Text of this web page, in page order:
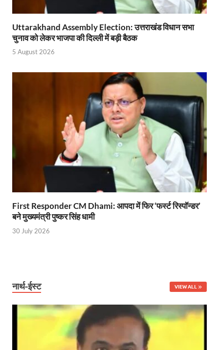
World Economic Forum: भारत की आर्थिक मजबूती के
Noida Engineer Case: एसआईटी गठन पर मृतक के
BJP National President Nitin Nabin: निर्विरोध चुने
New Jalpaiguri Railway Station: न्यू जलपाईगुड़ी
Jagran Forum: जागरण फोरम पर सीएम पुष्कर सिंह धामी
Uttar Pradesh Politics: मुक्त कंठ से यूपी को सराहा,
Vande Bharat Sleeper: देश को मिली पहली स्लीपर वन्दे
Vande Bharat Sleeper Update: वंदे भारत स्लीपर का
Uttarakhand Calender 2026: मुख्यमंत्री पुष्कर सिंह
Uttar Pradesh News: ‘आभार प्रधानमंत्री जी, डबल
UP AI App: सीएम योगी के मिशन को साकार कर रहा
Ashwini Vaishnaw: औपनिवेशिक मानसिकता से रेलवे को
Uttarakhand Assembly Election: उत्तराखंड विधान सभा
चुनाव को लेकर भाजपा की दिल्ली में बड़ी बैठक
5 August 2026
First Responder CM Dhami: आपदा में फिर ‘फर्स्ट रिस्पॉन्डर’
बने मुख्यमंत्री पुष्कर सिंह धामी
30 July 2026
नार्थ-ईस्ट VIEW ALL